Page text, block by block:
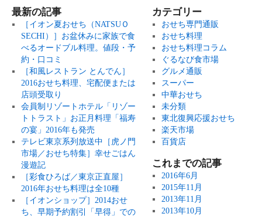
最新の記事
［イオン夏おせち（NATSUＯ
SECHI）］お盆休みに家族で食
べるオードブル料理。値段・予
約・口コミ
［和風レストラン とんでん］
2016おせち料理、宅配便または
店頭受取り
会員制リゾートホテル「リゾー
トトラスト」お正月料理「福寿
の宴」2016年も発売
テレビ東京系列放送中［虎ノ門
市場／おせち特集］幸せごはん
漫遊記
［彩食ひろば／東京正直屋］
2016年おせち料理は全10種
［イオンショップ］2014おせ
ち、早期予約割引「早得」での
カテゴリー
おせち専門通販
おせち料理
おせち料理コラム
ぐるなび食市場
グルメ通販
スーパー
中華おせち
未分類
東北復興応援おせち
楽天市場
百貨店
これまでの記事
2016年6月
2015年11月
2013年11月
2013年10月